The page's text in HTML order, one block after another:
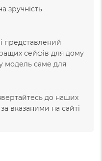
зручність
представлений
сейфів для дому
модель саме для
до наших
вказаними на сайті